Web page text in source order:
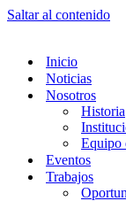
Saltar al contenido
Inicio
Noticias
Nosotros
Historia
Equipo
Eventos
Trabajos